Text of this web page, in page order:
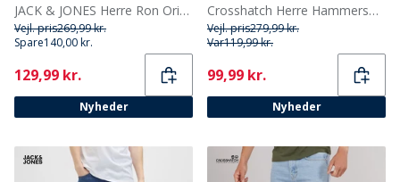
JACK & JONES Herre Ron Original Shorts SQ 293 Black Denim
Vejl. pris269,99 kr.
Spare140,00 kr.
Current
129,99 kr.
Nyheder
Crosshatch Herre Hammersmith Denim Shorts Light Wash
Vejl. pris279,99 kr.
Var119,99 kr.
Current
99,99 kr.
Nyheder